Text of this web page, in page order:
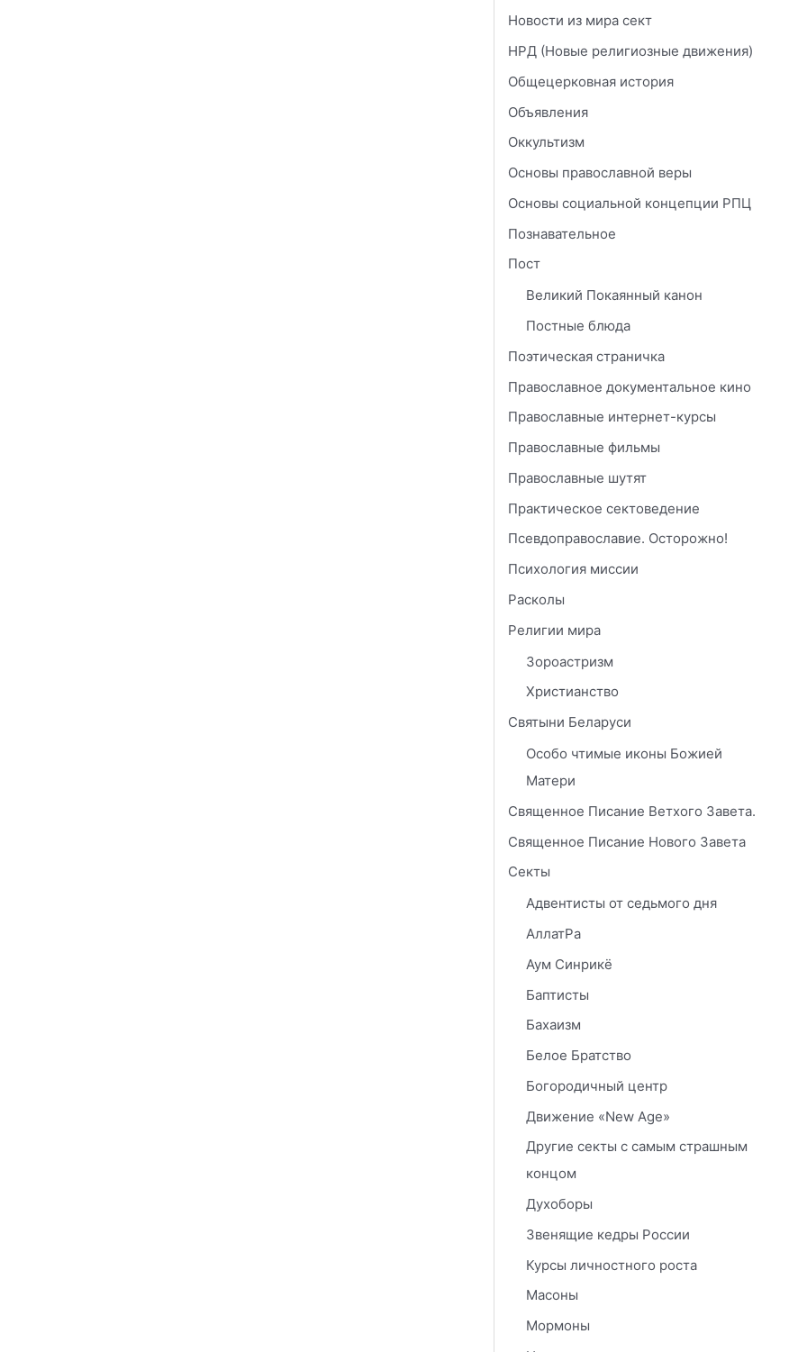
Новости из мира сект
НРД (Новые религиозные движения)
Общецерковная история
Объявления
Оккультизм
Основы православной веры
Основы социальной концепции РПЦ
Познавательное
Пост
Великий Покаянный канон
Постные блюда
Поэтическая страничка
Православное документальное кино
Православные интернет-курсы
Православные фильмы
Православные шутят
Практическое сектоведение
Псевдоправославие. Осторожно!
Психология миссии
Расколы
Религии мира
Зороастризм
Христианство
Святыни Беларуси
Особо чтимые иконы Божией
Матери
Священное Писание Ветхого Завета.
Священное Писание Нового Завета
Секты
Адвентисты от седьмого дня
АллатРа
Аум Синрикё
Баптисты
Бахаизм
Белое Братство
Богородичный центр
Движение «New Age»
Другие секты с самым страшным
концом
Духоборы
Звенящие кедры России
Курсы личностного роста
Масоны
Мормоны